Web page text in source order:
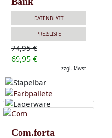
DATENBLATT
PREISLISTE
74,95 €
69,95 €
zzgl. Mwst
Com.forta